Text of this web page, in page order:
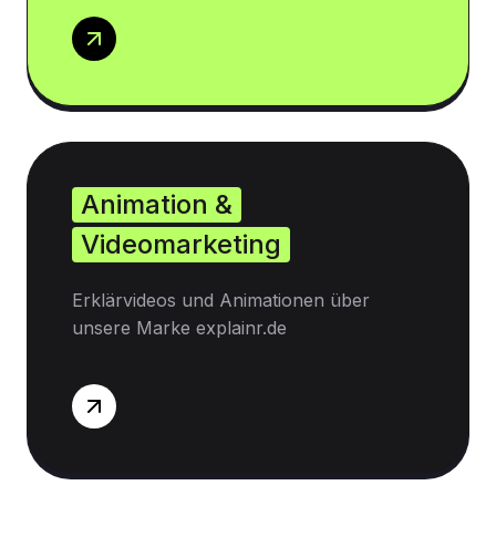
Animation &
Videomarketing
Erklärvideos und Animationen über
unsere Marke explainr.de